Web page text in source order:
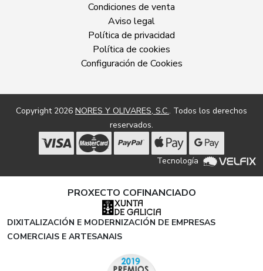
Condiciones de venta
Aviso legal
Política de privacidad
Política de cookies
Configuración de Cookies
Copyright 2026 NORES Y OLIVARES, S.C.. Todos los derechos
reservados.
Tecnología
PROXECTO COFINANCIADO
DIXITALIZACIÓN E MODERNIZACIÓN DE EMPRESAS
COMERCIAIS E ARTESANAIS